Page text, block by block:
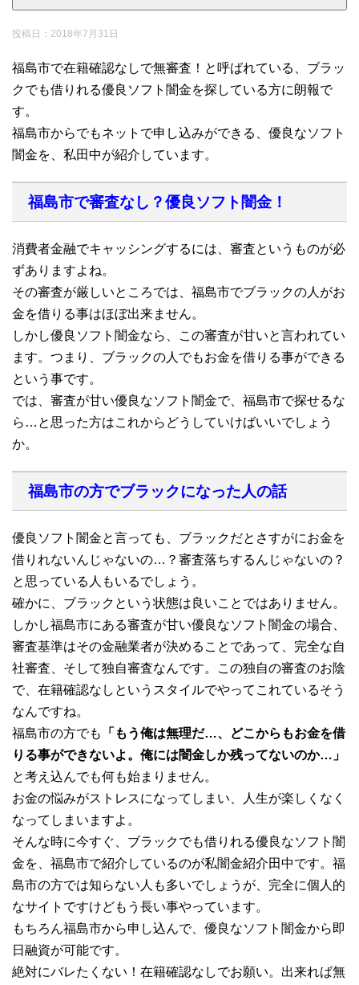
投稿日： 2018年7月31日
福島市で在籍確認なしで無審査！と呼ばれている、ブラッ
クでも借りれる優良ソフト闇金を探している方に朗報で
す。
福島市からでもネットで申し込みができる、優良なソフト
闇金を、私田中が紹介しています。
福島市で審査なし？優良ソフト闇金！
消費者金融でキャッシングするには、審査というものが必
ずありますよね。
その審査が厳しいところでは、福島市でブラックの人がお
金を借りる事はほぼ出来ません。
しかし優良ソフト闇金なら、この審査が甘いと言われてい
ます。つまり、ブラックの人でもお金を借りる事ができる
という事です。
では、審査が甘い優良なソフト闇金で、福島市で探せるな
ら…と思った方はこれからどうしていけばいいでしょう
か。
福島市の方でブラックになった人の話
優良ソフト闇金と言っても、ブラックだとさすがにお金を
借りれないんじゃないの…？審査落ちするんじゃないの？
と思っている人もいるでしょう。
確かに、ブラックという状態は良いことではありません。
しかし福島市にある審査が甘い優良なソフト闇金の場合、
審査基準はその金融業者が決めることであって、完全な自
社審査、そして独自審査なんです。この独自の審査のお陰
で、在籍確認なしというスタイルでやってこれているそう
なんですね。
福島市の方でも
「もう俺は無理だ…、どこからもお金を借
りる事ができないよ。俺には闇金しか残ってないのか…」
と考え込んでも何も始まりません。
お金の悩みがストレスになってしまい、人生が楽しくなく
なってしまいますよ。
そんな時に今すぐ、ブラックでも借りれる優良なソフト闇
金を、福島市で紹介しているのが私闇金紹介田中です。福
島市の方では知らない人も多いでしょうが、完全に個人的
なサイトですけどもう長い事やっています。
もちろん福島市から申し込んで、優良なソフト闇金から即
日融資が可能です。
絶対にバレたくない！在籍確認なしでお願い。出来れば無